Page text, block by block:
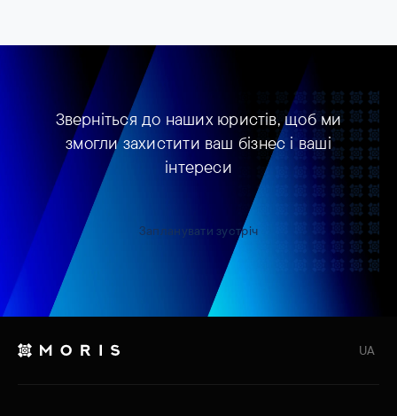
Зверніться до наших юристів, щоб ми
змогли захистити ваш бізнес і ваші
інтереси
Запланувати зустріч
UA